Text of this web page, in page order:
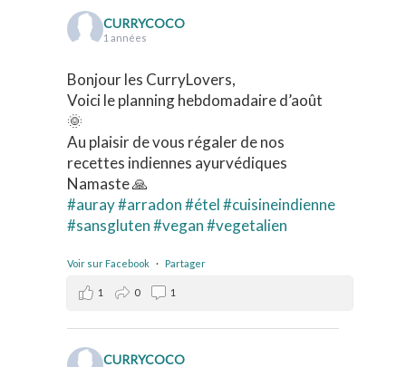
CURRYCOCO
1 années
Bonjour les CurryLovers,
Voici le planning hebdomadaire d’août
🌞
Au plaisir de vous régaler de nos
recettes indiennes ayurvédiques
Namaste 🙏
#auray#arradon#étel#cuisineindienne
#sansgluten#vegan#vegetalien
Voir sur Facebook · Partager
1 0 1
CURRYCOCO